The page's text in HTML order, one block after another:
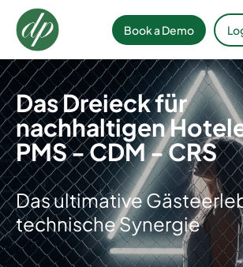
Book a Demo
Das Dreieck für
nachhaltigen
PMS - CDM - CRS
Das ultimative
technische Synergie